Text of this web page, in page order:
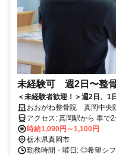
未経験可 週2日〜整
＜未経験者歓迎！＞週2日、1
活躍中｜学校帰りにサクッと
ークOK
おおがね整骨院 真岡中央
アクセス: 真岡駅か
時給1,090円～1,100円
栃木県真岡市
勤務時間・曜日: ◎希望シ